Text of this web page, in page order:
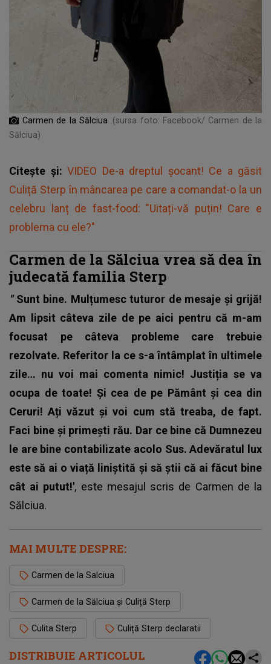
DISTRIBUIE ARTICOLUL
Carmen de la Sălciua
(sursa foto: Facebook/ Carmen de la
Sălciua)
Citește și: VIDEO De-a dreptul șocant! Ce a găsit
Culiță Sterp în mâncarea pe care a comandat-o la un
celebru lanț de fast-food: "Uitați-vă puțin! Care e
problema cu ele?"
Carmen de la Sălciua vrea să dea în
judecată familia Sterp
"Sunt bine. Mulțumesc tuturor de mesaje și grijă!
Am lipsit câteva zile de pe aici pentru că m-am
focusat pe câteva probleme care trebuie
rezolvate. Referitor la ce s-a întâmplat în ultimele
zile… nu voi mai comenta nimic! Justiția se va
ocupa de toate! Și cea de pe Pământ și cea din
Ceruri! Ați văzut și voi cum stă treaba, de fapt.
Faci bine și primești rău. Dar ce bine că Dumnezeu
le are bine contabilizate acolo Sus. Adevăratul lux
este să ai o viață liniștită și să știi că ai făcut bine
cât ai putut!', este mesajul scris de Carmen de la
Sălciua.
MAI MULTE DESPRE:
Carmen de la Salciua
Carmen de la Sălciua și Culiță Sterp
Culita Sterp Culiță Sterp declaratii